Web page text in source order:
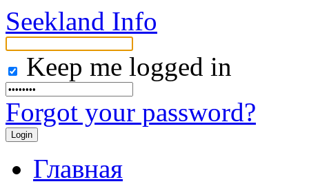
Seekland Info
Keep me logged in
Forgot your password?
Главная